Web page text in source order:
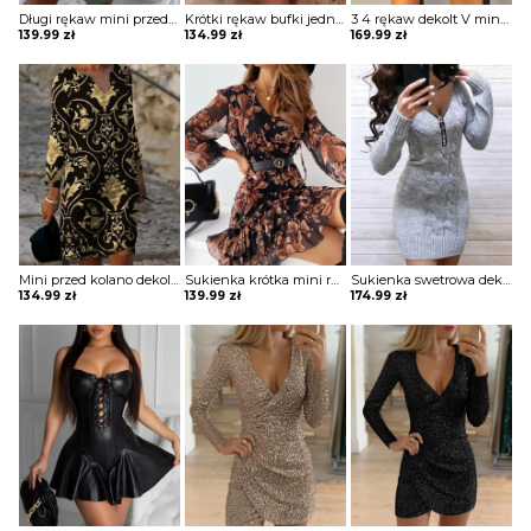
Długi rękaw mini przed kolano guziki kołnierzyk dekolt prosty V do pracy casual koszulowa pas sukienka Stana
139.99 zł
Krótki rękaw bufki jedno ramię odkryte ramiona kwiaty wzór marszczenie pasek talia impreza elegancka mini przed kolano sukienka Drandofile
134.99 zł
3 4 rękaw dekolt V mini przed kolano zakładki pas skóra sztuczna skórzana elegancka impreza żakiet sukienka Eugenia
169.99 zł
Mini przed kolano dekolt V wzór etniczny długi rękaw typ A tunika sukienka Gulzar
134.99 zł
Sukienka krótka mini rozkloszowana dekolt v długi rękaw bufka przezroczysty stójka wiązana sznurki falbanka z halką motyw kwiaty kwiatki łąka Imari
139.99 zł
Sukienka swetrowa dekolt v w serek zapinany na suwak długi rękaw mankiety ściągacze plecione warkocze wzory motyw ciepły dopasowana obcisła krótka mini Lurdes
174.99 zł